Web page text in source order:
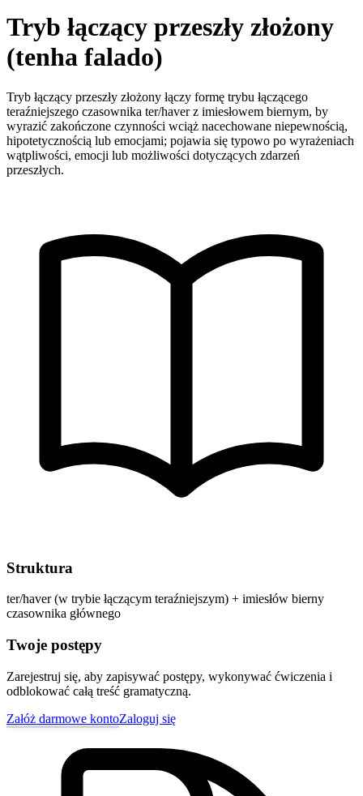
Tryb łączący przeszły złożony
(tenha falado)
Tryb łączący przeszły złożony łączy formę trybu łączącego
teraźniejszego czasownika ter/haver z imiesłowem biernym, by
wyrazić zakończone czynności wciąż nacechowane niepewnością,
hipotetycznością lub emocjami; pojawia się typowo po wyrażeniach
wątpliwości, emocji lub możliwości dotyczących zdarzeń
przeszłych.
Struktura
ter/haver (w trybie łączącym teraźniejszym) + imiesłów bierny
czasownika głównego
Twoje postępy
Zarejestruj się, aby zapisywać postępy, wykonywać ćwiczenia i
odblokować całą treść gramatyczną.
Załóż darmowe kontoZaloguj się